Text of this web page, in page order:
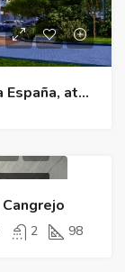
Casa Oasis- La Loma a pasos de Vía España, atrás del Hospital San Fernando
2 98